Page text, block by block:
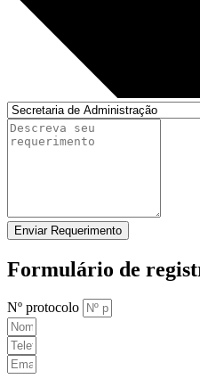
Enviar Requerimento
Formulário de
Nº protocolo